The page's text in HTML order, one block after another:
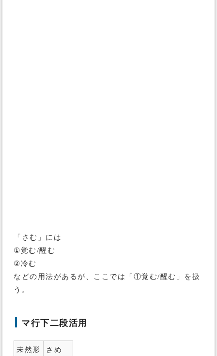
「さむ」には
①覚む/醒む
②冷む
などの用法があるが、ここでは「①覚む/醒む」を扱
う。
マ行下二段活用
未然形 さめ